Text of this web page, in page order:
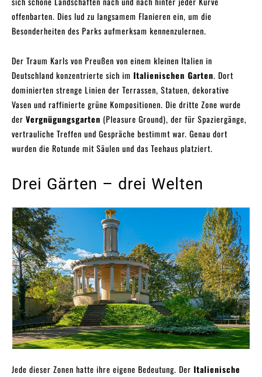
offenbarten. Dies lud zu langsamem Flanieren ein, um die
Besonderheiten des Parks aufmerksam kennenzulernen.
Der Traum Karls von Preußen von einem kleinen Italien in
Deutschland konzentrierte sich im Italienischen Garten. Dort
dominierten strenge Linien der Terrassen, Statuen, dekorative
Vasen und raffinierte grüne Kompositionen. Die dritte Zone wurde
der Vergnügungsgarten (Pleasure Ground), der für Spaziergänge,
vertrauliche Treffen und Gespräche bestimmt war. Genau dort
wurden die Rotunde mit Säulen und das Teehaus platziert.
Drei Gärten – drei Welten
Jede dieser Zonen hatte ihre eigene Bedeutung. Der Italienische